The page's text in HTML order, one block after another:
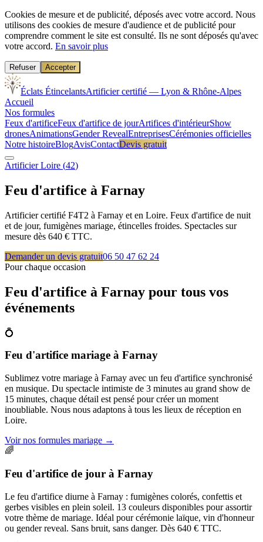
Cookies de mesure et de publicité, déposés avec votre accord. Nous
utilisons des cookies de mesure d'audience et de publicité pour
comprendre comment le site est consulté. Ils ne sont déposés qu'avec
votre accord. En savoir plus
Refuser Accepter
Éclats ÉtincelantsArtificier certifié — Lyon & Rhône-Alpes
Accueil
Nos formules
Feux d'artificeFeux d'artifice de jourArtifices d'intérieurShow
dronesAnimationsGender RevealEntreprisesCérémonies officielles
Notre histoireBlogAvisContactDevis gratuit
ArtificierLoire (42)
Feu d'artifice à Farnay
Artificier certifié F4T2 à Farnay et en Loire. Feux d'artifice de nuit
et de jour, fumigènes mariage, étincelles froides. Spectacles sur
mesure dès 640 € TTC.
Demander un devis gratuit06 50 47 62 24
Pour chaque occasion
Feu d'artifice à Farnay pour tous vos
événements
💍
Feu d'artifice mariage à Farnay
Sublimez votre mariage à Farnay avec un feu d'artifice synchronisé
en musique. Du spectacle intimiste de 3 minutes au grand show de
15 minutes, chaque détail est pensé pour créer un moment
inoubliable. Nous nous adaptons à tous les lieux de réception en
Loire.
Voir nos formules mariage →
🌈
Feu d'artifice de jour à Farnay
Le feu d'artifice diurne à Farnay : fumigènes colorés, confettis et
gerbes visibles en plein soleil. 13 couleurs disponibles pour assortir
votre thème de mariage. Idéal pour cérémonie laïque, vin d'honneur
ou gender reveal. Sans bruit, sans danger. Dès 640 € TTC.